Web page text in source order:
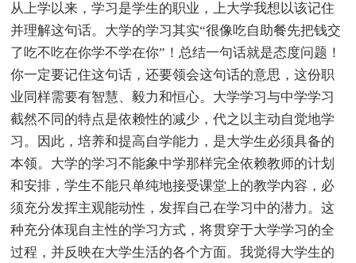
从上学以来，学习是学生的职业，上大学我想以该记住
并理解这句话。大学的学习其实“很像吃自助餐先把钱交
了吃不吃在你学不学在你”！总结一句话就是态度问题！
你一定要记住这句话，还要领会这句话的意思，这份职
业同样需要有智慧、毅力和恒心。大学学习与中学学习
截然不同的特点是依赖性的减少，代之以主动自觉地学
习。因此，培养和提高自学能力，是大学生必须具备的
本领。大学的学习不能象中学那样完全依赖教师的计划
和安排，学生不能只单纯地接受课堂上的教学内容，必
须充分发挥主观能动性，发挥自己在学习中的潜力。这
种充分体现自主性的学习方式，将贯穿于大学学习的全
过程，并反映在大学生活的各个方面。我觉得大学生的